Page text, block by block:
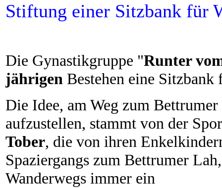
Stiftung einer Sitzbank für
Die Gynastikgruppe "Runter
jährigen Bestehen eine
Die Idee, am Weg zum
aufzustellen, stammt von der
Tober, die von ihren
Spaziergangs zum Bettrumer
Wanderwegs immer ein